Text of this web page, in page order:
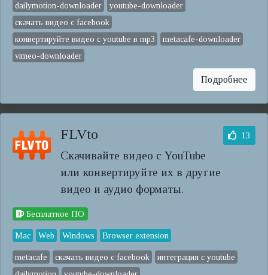
dailymotion-downloader
youtube-downloader
скачать видео с facebook
конвертируйте видео с youtube в mp3
metacafe-downloader
vimeo-downloader
Подробнее
FLVto
Скачивайте видео с YouTube
или конвертируйте их в другие
видео и аудио форматы.
13
Бесплатное ПО
Mac Web Windows Browser extension
metacafe скачать видео с facebook
интеграция с youtube